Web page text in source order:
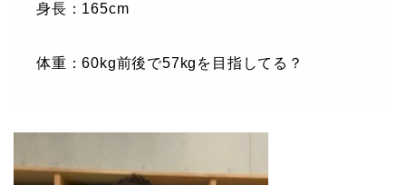
身長：165cm
体重：60kg前後で57kgを目指してる？